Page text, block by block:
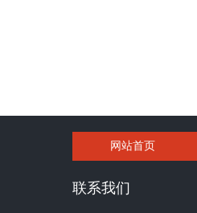
网站首页
联系我们